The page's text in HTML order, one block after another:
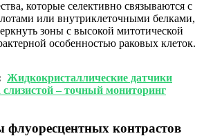
которые селективно связываются с
или внутриклеточными белками,
зоны с высокой митотической
особенностью раковых клеток.
Жидкокристаллические датчики
слизистой – точный мониторинг
контрастов